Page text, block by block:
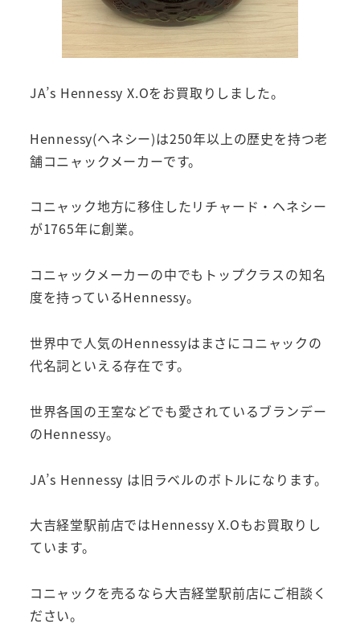
JA’s Hennessy X.Oをお買取りしました。
Hennessy(ヘネシー)は250年以上の歴史を持つ老
舗コニャックメーカーです。
コニャック地方に移住したリチャード・ヘネシー
が1765年に創業。
コニャックメーカーの中でもトップクラスの知名
度を持っているHennessy。
世界中で人気のHennessyはまさにコニャックの
代名詞といえる存在です。
世界各国の王室などでも愛されているブランデー
のHennessy。
JA’s Hennessy は旧ラベルのボトルになります。
大吉経堂駅前店ではHennessy X.Oもお買取りし
ています。
コニャックを売るなら大吉経堂駅前店にご相談く
ださい。